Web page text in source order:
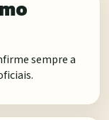
sempre a